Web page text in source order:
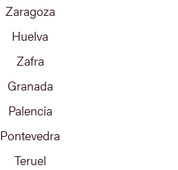
Zaragoza
Huelva
Zafra
Granada
Palencia
Pontevedra
Teruel